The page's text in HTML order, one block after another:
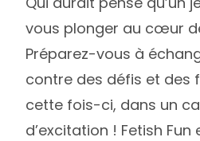
vous plonger au cœur
Préparez-vous à
contre des défis et des
cette fois-ci, dans un
d’excitation ! Fetish